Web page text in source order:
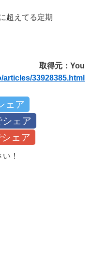
超えてる定期
取得元：You
33928385.html
ェア
シェア
ェア
！